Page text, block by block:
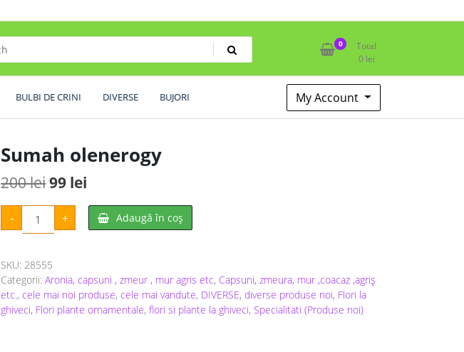
0
Total
0 lei
BULBI DE CRINI DIVERSE BUJORI My Account
Sumah olenerogy
200leiPrețul
inițial
a
200 lei.
99 lei
curent
este:
-
Cantitate
Sumah
olenerogy
+ Adaugă în coș
SKU:28555
Categorii:Aronia, capsuni , zmeur , mur agris etc, Capsuni, zmeura, mur ,coacaz ,agriș
etc.,cele mai noi produse,cele mai vandute, DIVERSE,diverse produse noi, Flori la
ghiveci, Flori plante ornamentale,flori si plante la ghiveci,Specialitati (Produse noi)